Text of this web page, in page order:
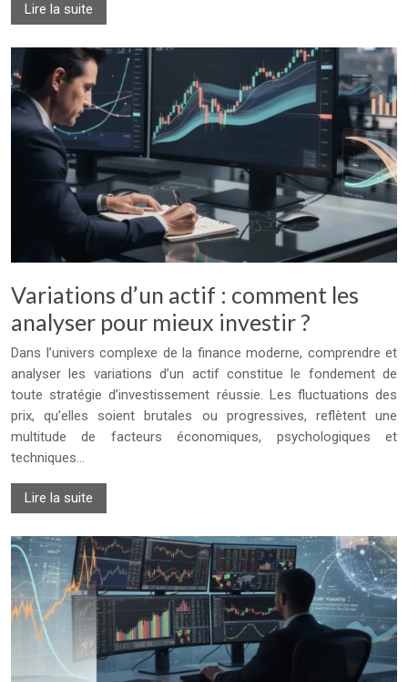
Lire la suite
Variations d’un actif : comment les
analyser pour mieux investir ?
Dans l’univers complexe de la finance moderne, comprendre et
analyser les variations d’un actif constitue le fondement de
toute stratégie d’investissement réussie. Les fluctuations des
prix, qu’elles soient brutales ou progressives, reflètent une
multitude de facteurs économiques, psychologiques et
techniques…
Lire la suite